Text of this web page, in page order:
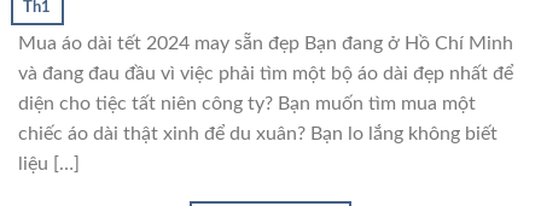
Th1
Mua áo dài tết 2024 may sẵn đẹp Bạn đang ở Hồ Chí Minh
và đang đau đầu vì việc phải tìm một bộ áo dài đẹp nhất để
diện cho tiệc tất niên công ty? Bạn muốn tìm mua một
chiếc áo dài thật xinh để du xuân? Bạn lo lắng không biết
liệu […]